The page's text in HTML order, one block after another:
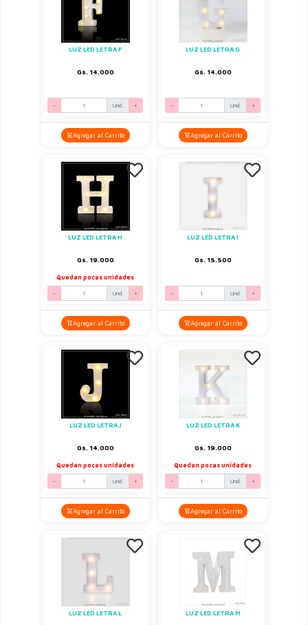
LUZ LED LETRA F
Gs. 14.000
- Und. +
Agregar al Carrito
LUZ LED LETRA G
Gs. 14.000
- Und. +
Agregar al Carrito
LUZ LED LETRA H
Gs. 19.000
Quedan pocas unidades
- Und. +
Agregar al Carrito
LUZ LED LETRA I
Gs. 15.500
- Und. +
Agregar al Carrito
LUZ LED LETRA J
Gs. 14.000
Quedan pocas unidades
- Und. +
Agregar al Carrito
LUZ LED LETRA K
Gs. 19.000
Quedan pocas unidades
- Und. +
Agregar al Carrito
LUZ LED LETRA L LUZ LED LETRA M